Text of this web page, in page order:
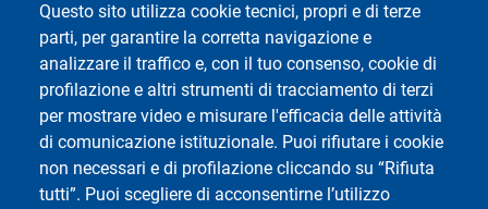
Questo sito utilizza cookie tecnici, propri e di terze
parti, per garantire la corretta navigazione e
analizzare il traffico e, con il tuo consenso, cookie di
profilazione e altri strumenti di tracciamento di terzi
per mostrare video e misurare l'efficacia delle attività
di comunicazione istituzionale. Puoi rifiutare i cookie
non necessari e di profilazione cliccando su “Rifiuta
tutti”. Puoi scegliere di acconsentirne l’utilizzo
Cookie settings
Social di Ateneo